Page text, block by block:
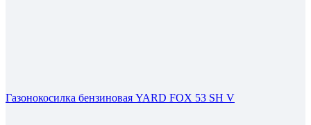
Газонокосилка бензиновая YARD FOX 53 SH V